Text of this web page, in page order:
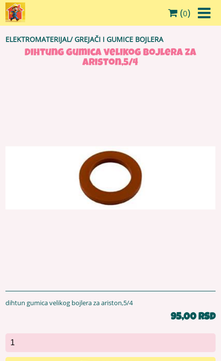
(0)
ELEKTROMATERIJAL/GREJAČI I GUMICE BOJLERA
Dihtung gumica velikog bojlera za
ariston,5/4
dihtun gumica velikog bojlera za ariston,5/4
95,00 RSD